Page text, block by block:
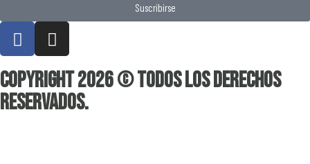
Suscribirse
Copyright 2026 © Todos los derechos
reservados.